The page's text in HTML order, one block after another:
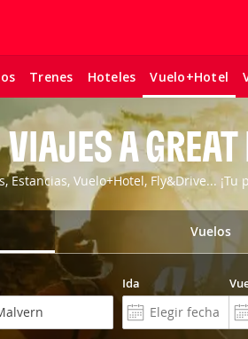
Trenes Hoteles Vuelo+Hotel
VIAJES A
Estancias, Vuelo+Hotel, Fly&Drive...
Vuelos
Ida